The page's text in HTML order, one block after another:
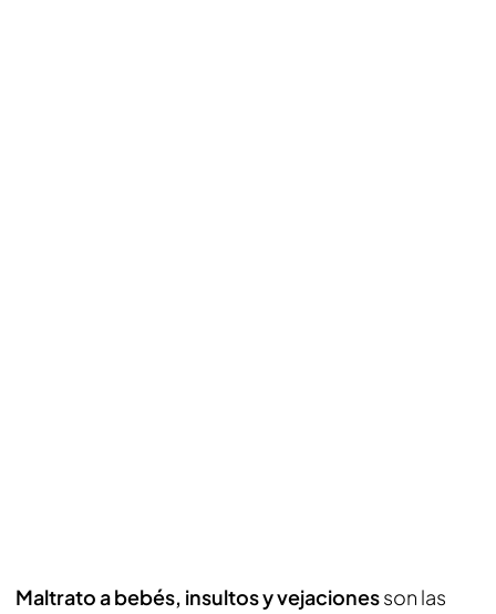
Maltrato a bebés, insultos y vejacionesson las